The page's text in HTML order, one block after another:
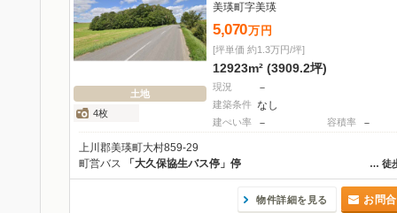
土地
4枚
美瑛町字美瑛
5,070万 円
[坪単価 約1.3万円/坪]
12923m² (3909.2坪)
現況 －
建築条件 なし
建ぺい率 － 容積率
－
上川郡美瑛町大村859-29
… 徒
町営バス 「大久保協生バス停」停
物件詳細を見る お問